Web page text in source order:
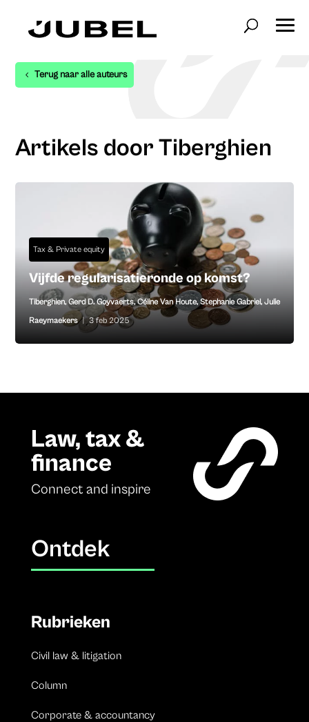
Terug naar alle auteurs
Artikels door Tiberghien
Tax & Private equity
Vijfde regularisatieronde op komst?
Tiberghien,Gerd D. Goyvaerts,Céline Van Houte,Stephanie Gabriel,Julie
Raeymaekers | 3 feb 2025
Law, tax &
finance
Connect and inspire
Ontdek
Rubrieken
Civil law & litigation
Column
Corporate & accountancy